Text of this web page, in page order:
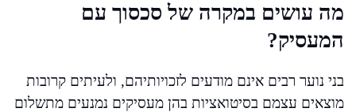
מה עושים במקרה של סכסוך עם
המעסיק?
בני נוער רבים אינם מודעים לזכויותיהם, ולעיתים קרובות
מוצאים עצמם בסיטואציות בהן מעסיקים נמנעים מתשלום